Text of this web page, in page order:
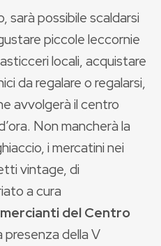
sarà possibile scaldarsi
piccole leccornie
locali, acquistare
da regalare o regalarsi,
avvolgerà il centro
Non mancherà la
i mercatini nei
vintage, di
a cura
del Centro
della V